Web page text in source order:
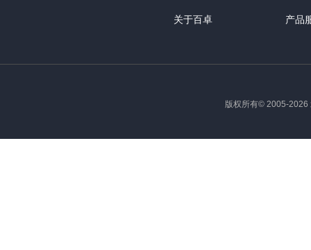
关于百卓 产品
版权所有© 2005-